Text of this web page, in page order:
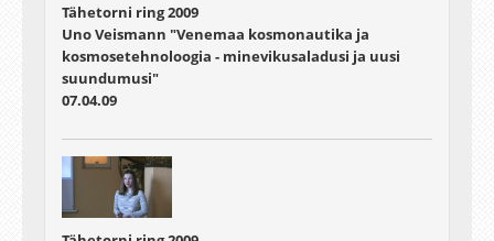
Tähetorni ring 2009
Uno Veismann "Venemaa kosmonautika ja
kosmosetehnoloogia - minevikusaladusi ja uusi
suundumusi"
07.04.09